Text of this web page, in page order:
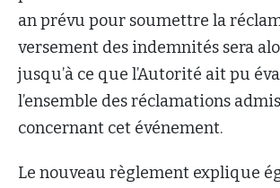
an prévu pour soumettre la
versement des indemnités sera
jusqu’à ce que l’Autorité ait pu
l’ensemble des réclamations
concernant cet événement.
Le nouveau règlement explique